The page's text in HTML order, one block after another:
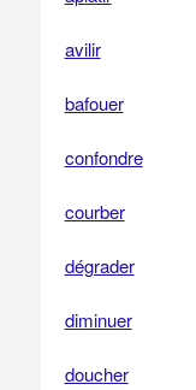
avilir
bafouer
confondre
courber
dégrader
diminuer
doucher